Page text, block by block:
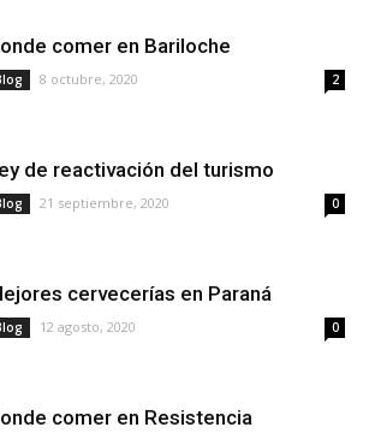
comer en Bariloche
8 octubre, 2020 2
de reactivación del turismo
21 septiembre, 2020 0
cervecerías en Paraná
12 agosto, 2020 0
comer en Resistencia